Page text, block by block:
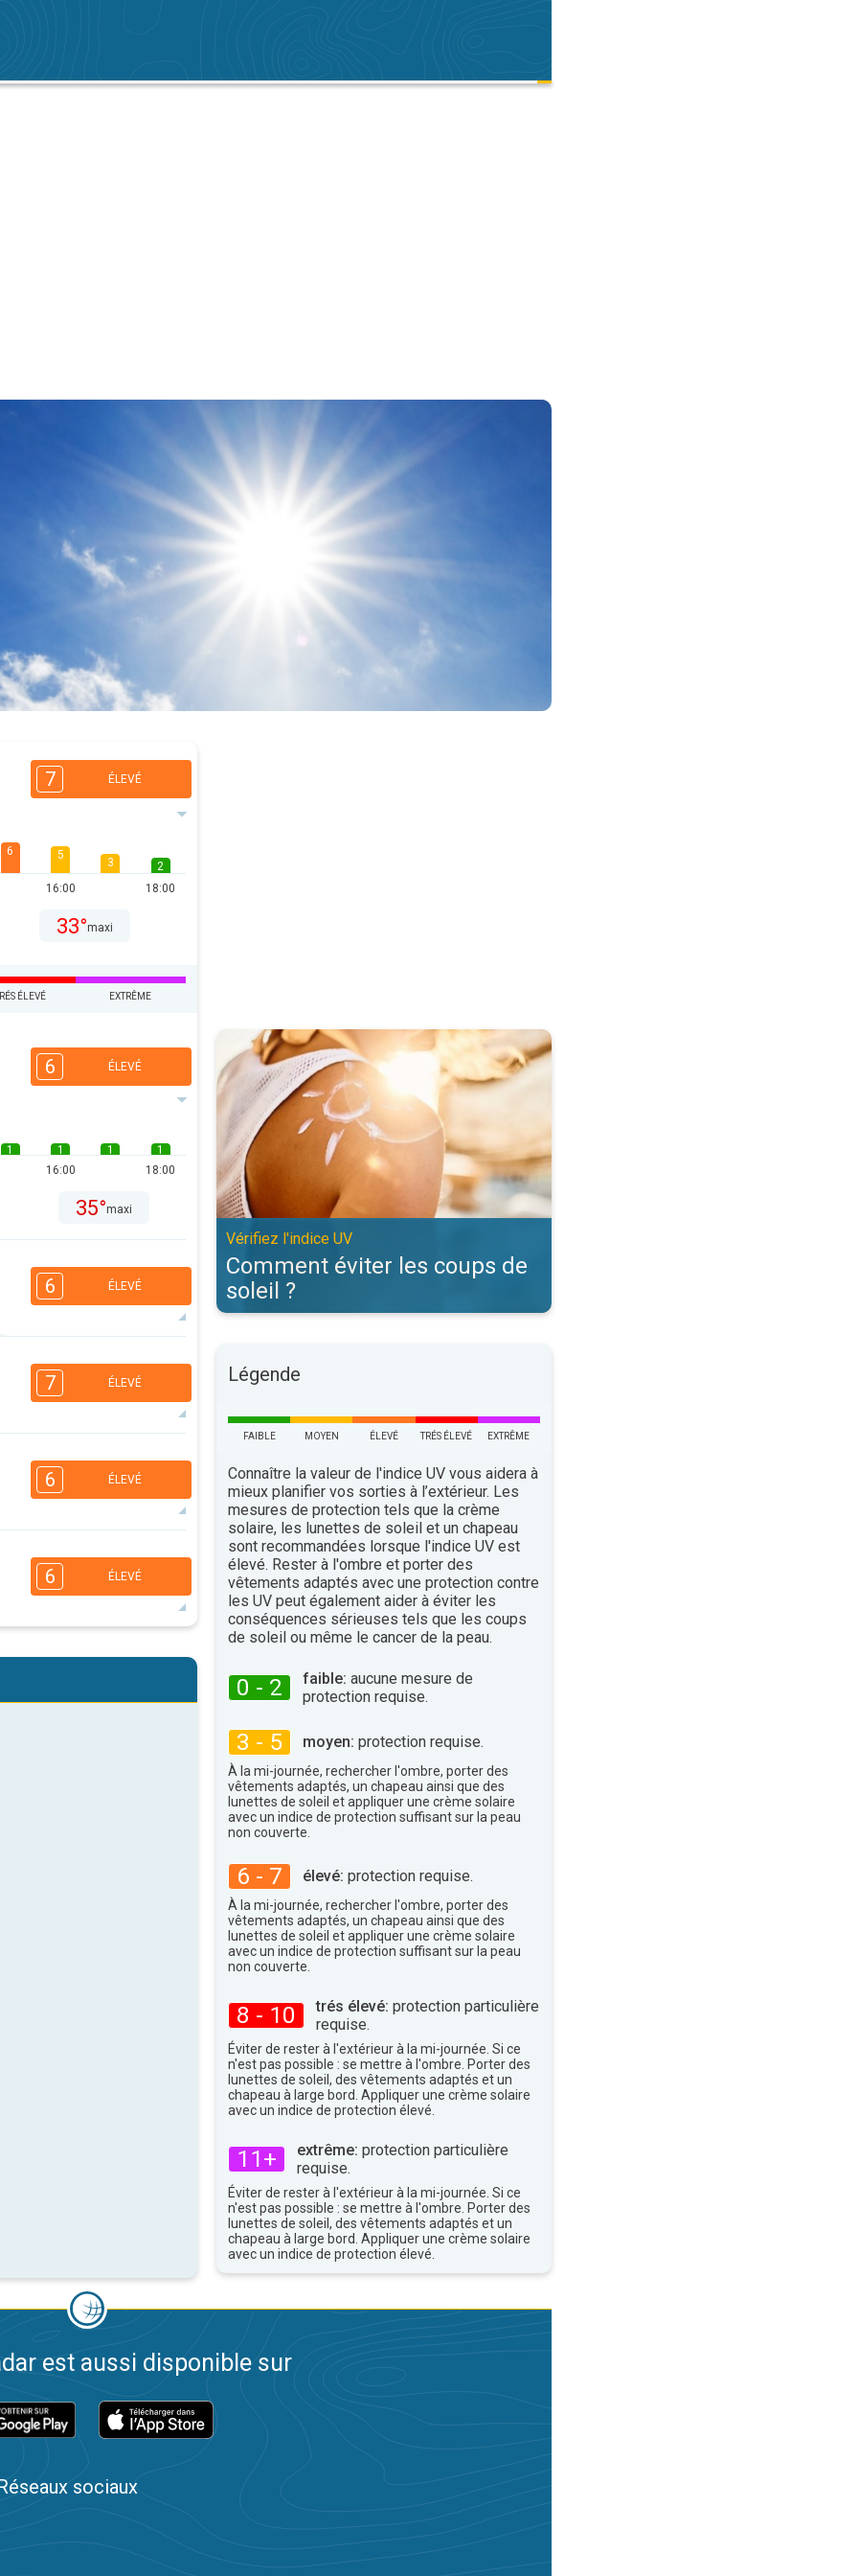
7 ÉLEVÉ
6 5
16:00
3
2
18:00
33°maxi
ÉLEVÉ EXTRÊME
6 ÉLEVÉ
1
1
16:00
1
1
18:00
35°maxi
6 ÉLEVÉ
3
16:00
2
35°
7 ÉLEVÉ
4
16:00
3
33°maxi
6 ÉLEVÉ
16:00
3
2
33°
6 ÉLEVÉ
3
2
Comment éviter les coups de soleil ?. Vérifiez l'indice UV. . .
Vérifiez l'indice UV
Comment éviter les coups de
soleil ?
Légende
FAIBLE MOYEN ÉLEVÉ TRÉS ÉLEVÉ EXTRÊME
Connaître la valeur de l'indice UV vous aidera à
mieux planifier vos sorties à l’extérieur. Les
mesures de protection tels que la crème
solaire, les lunettes de soleil et un chapeau
sont recommandées lorsque l'indice UV est
élevé. Rester à l'ombre et porter des
vêtements adaptés avec une protection contre
les UV peut également aider à éviter les
conséquences sérieuses tels que les coups
de soleil ou même le cancer de la peau.
0 - 2 faible: aucune mesure de
protection requise.
3 - 5 moyen: protection requise.
À la mi-journée, rechercher l'ombre, porter des
vêtements adaptés, un chapeau ainsi que des
lunettes de soleil et appliquer une crème solaire
avec un indice de protection suffisant sur la peau
non couverte.
6 - 7 élevé: protection requise.
À la mi-journée, rechercher l'ombre, porter des
vêtements adaptés, un chapeau ainsi que des
lunettes de soleil et appliquer une crème solaire
avec un indice de protection suffisant sur la peau
non couverte.
8 - 10 trés élevé: protection particulière
requise.
Éviter de rester à l'extérieur à la mi-journée. Si ce
n'est pas possible : se mettre à l'ombre. Porter des
lunettes de soleil, des vêtements adaptés et un
chapeau à large bord. Appliquer une crème solaire
avec un indice de protection élevé.
11+ extrême: protection particulière
requise.
Éviter de rester à l'extérieur à la mi-journée. Si ce
n'est pas possible : se mettre à l'ombre. Porter des
lunettes de soleil, des vêtements adaptés et un
chapeau à large bord. Appliquer une crème solaire
avec un indice de protection élevé.
est aussi disponible sur
sociaux